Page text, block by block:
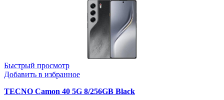
Быстрый просмотр
Добавить в избранное
TECNO Camon 40 5G 8/256GB Black